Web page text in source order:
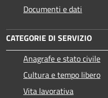
Documenti e dati
CATEGORIE DI SERVIZIO
Anagrafe e stato civile
Cultura e tempo libero
Vita lavorativa